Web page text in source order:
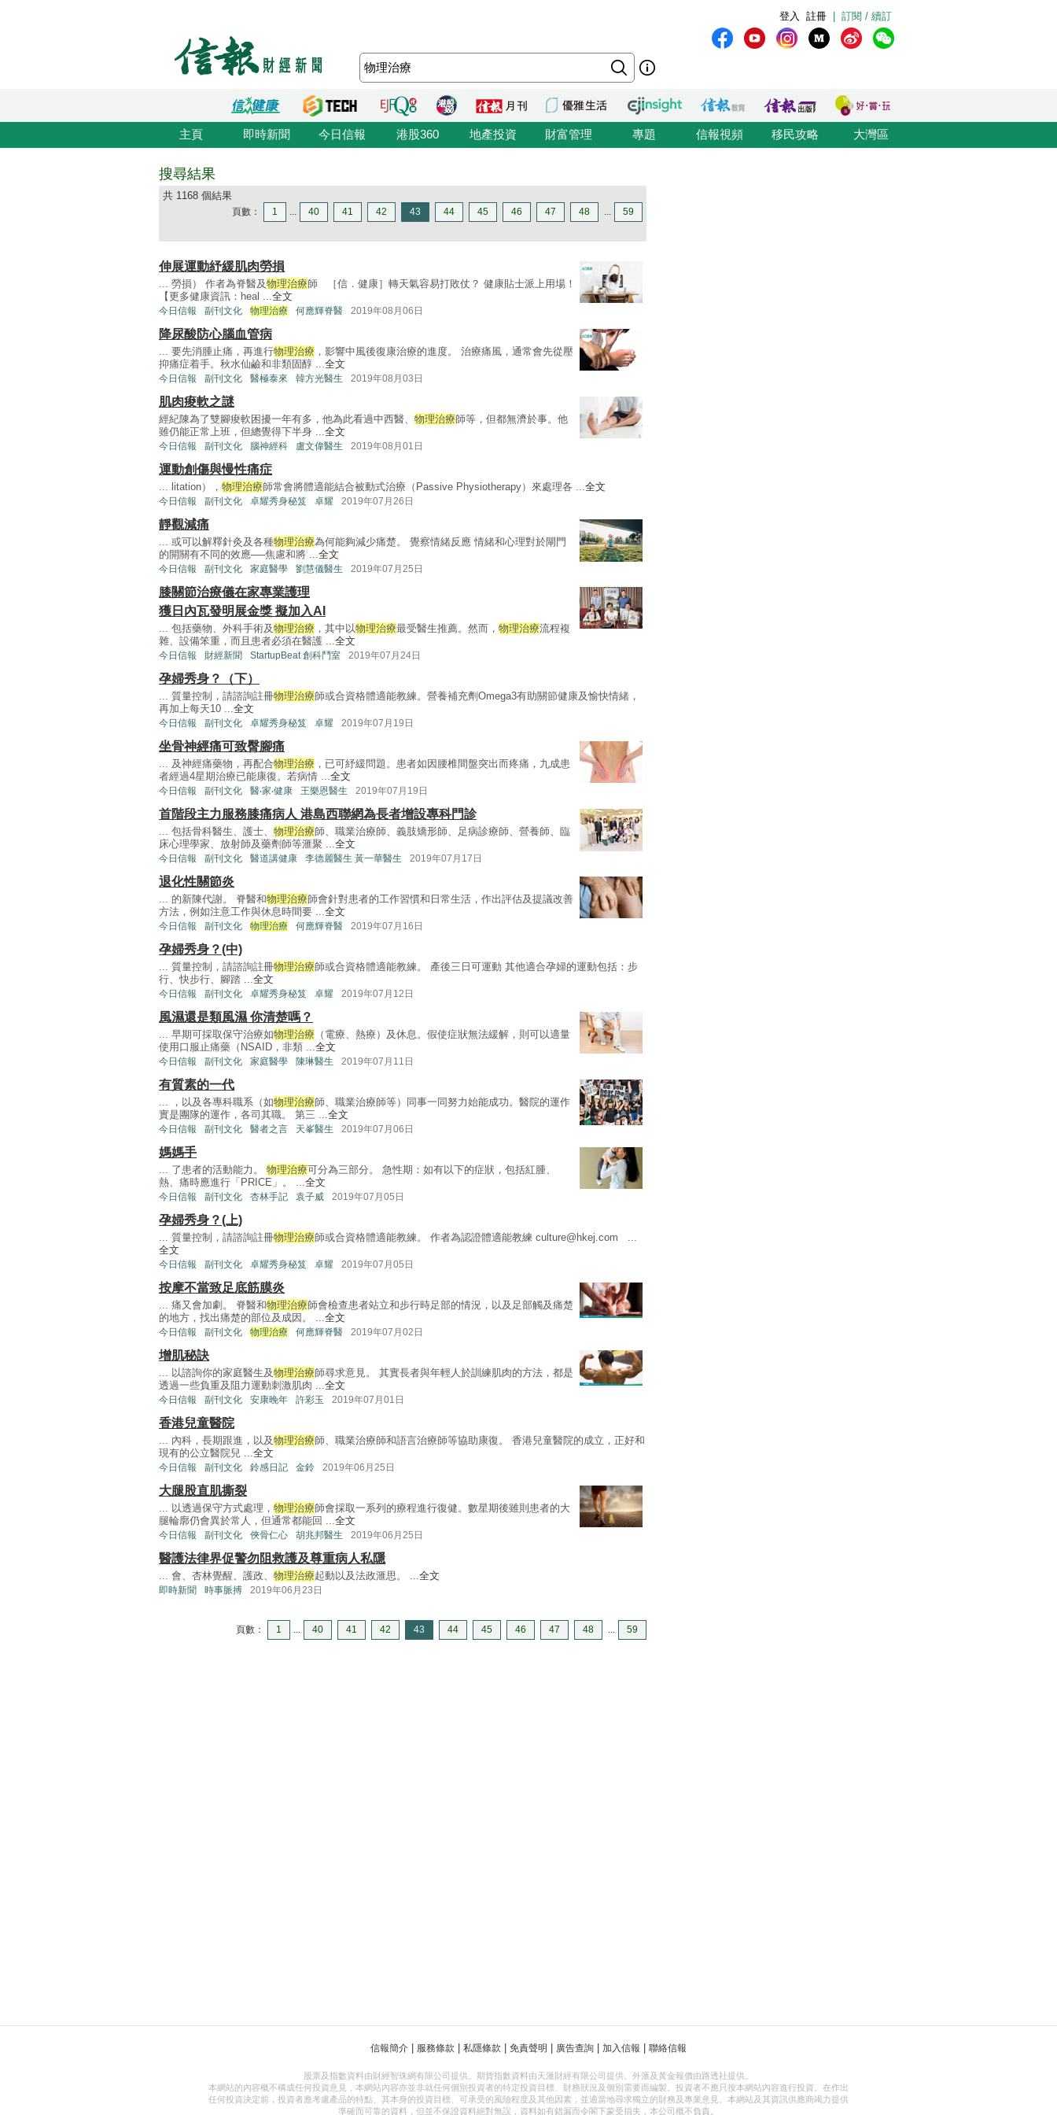
訂閱 / 續訂
註冊
登入
主頁 即時新聞 今日信報 港股360 地產投資 財富管理 專題 信報視頻 移民攻略 大灣區
搜尋結果
共 1168 個結果
頁數： 1 ... 40 41 42 43 44 45 46 47 48 ... 59
伸展運動紓緩肌肉勞損
... 勞損） 作者為脊醫及物理治療師 ［信．健康］轉天氣容易打敗仗？ 健康貼士派上用場！
【更多健康資訊：heal ...全文
今日信報 副刊文化 物理治療 何應輝脊醫 2019年08月06日
降尿酸防心腦血管病
... 要先消腫止痛，再進行物理治療 ，影響中風後復康治療的進度。 治療痛風，通常會先從壓
抑痛症着手。秋水仙鹼和非類固醇 ...全文
今日信報 副刊文化 醫極泰來 韓方光醫生 2019年08月03日
肌肉痠軟之謎
經紀陳為了雙腳痠軟困擾一年有多，他為此看過中西醫、 物理治療師等，但都無濟於事。他
雖仍能正常上班，但總覺得下半身 ...全文
今日信報 副刊文化 腦神經科 盧文偉醫生 2019年08月01日
運動創傷與慢性痛症
... litation）， 物理治療師常會將體適能結合被動式治療（Passive Physiotherapy）來處理各 ...全文
今日信報 副刊文化 卓耀秀身秘笈 卓耀 2019年07月26日
靜觀減痛
... 或可以解釋針灸及各種物理治療為何能夠減少痛楚。 覺察情緒反應 情緒和心理對於閘門
的開關有不同的效應──焦慮和將 ...全文
今日信報 副刊文化 家庭醫學 劉慧儀醫生 2019年07月25日
膝關節治療儀在家專業護理
獲日內瓦發明展金獎 擬加入AI
... 包括藥物、外科手術及物理治療 ，其中以物理治療最受醫生推薦。然而， 物理治療流程複
雜、設備笨重，而且患者必須在醫護 ...全文
今日信報 財經新聞 StartupBeat 創科鬥室 2019年07月24日
孕婦秀身？（下）
... 質量控制，請諮詢註冊物理治療師或合資格體適能教練。營養補充劑Omega3有助關節健康及愉快情緒，
再加上每天10 ...全文
今日信報 副刊文化 卓耀秀身秘笈 卓耀 2019年07月19日
坐骨神經痛可致臀腳痛
... 及神經痛藥物，再配合物理治療 ，已可紓緩問題。患者如因腰椎間盤突出而疼痛，九成患
者經過4星期治療已能康復。若病情 ...全文
今日信報 副刊文化 醫‧家‧健康 王樂恩醫生 2019年07月19日
首階段主力服務膝痛病人 港島西聯網為長者增設專科門診
... 包括骨科醫生、護士、 物理治療師、職業治療師、義肢矯形師、足病診療師、營養師、臨
床心理學家、放射師及藥劑師等滙聚 ...全文
今日信報 副刊文化 醫道講健康 李德麗醫生 黃一華醫生 2019年07月17日
退化性關節炎
... 的新陳代謝。 脊醫和物理治療師會針對患者的工作習慣和日常生活，作出評估及提議改善
方法，例如注意工作與休息時間要 ...全文
今日信報 副刊文化 物理治療 何應輝脊醫 2019年07月16日
孕婦秀身？(中)
... 質量控制，請諮詢註冊物理治療師或合資格體適能教練。 產後三日可運動 其他適合孕婦的運動包括：步
行、快步行、腳踏 ...全文
今日信報 副刊文化 卓耀秀身秘笈 卓耀 2019年07月12日
風濕還是類風濕 你清楚嗎？
... 早期可採取保守治療如物理治療 （電療、熱療）及休息。假使症狀無法緩解，則可以適量
使用口服止痛藥（NSAID，非類 ...全文
今日信報 副刊文化 家庭醫學 陳琳醫生 2019年07月11日
有質素的一代
... ，以及各專科職系（如物理治療師、職業治療師等）同事一同努力始能成功。醫院的運作
實是團隊的運作，各司其職。 第三 ...全文
今日信報 副刊文化 醫者之言 天峯醫生 2019年07月06日
媽媽手
... 了患者的活動能力。 物理治療可分為三部分。 急性期：如有以下的症狀，包括紅腫、
熱、痛時應進行「PRICE」。 ...全文
今日信報 副刊文化 杏林手記 袁子威 2019年07月05日
孕婦秀身？(上)
... 質量控制，請諮詢註冊物理治療師或合資格體適能教練。 作者為認證體適能教練 culture@hkej.com ...
全文
今日信報 副刊文化 卓耀秀身秘笈 卓耀 2019年07月05日
按摩不當致足底筋膜炎
... 痛又會加劇。 脊醫和物理治療師會檢查患者站立和步行時足部的情況，以及足部觸及痛楚
的地方，找出痛楚的部位及成因。 ...全文
今日信報 副刊文化 物理治療 何應輝脊醫 2019年07月02日
增肌秘訣
... 以諮詢你的家庭醫生及物理治療師尋求意見。 其實長者與年輕人於訓練肌肉的方法，都是
透過一些負重及阻力運動刺激肌肉 ...全文
今日信報 副刊文化 安康晚年 許彩玉 2019年07月01日
香港兒童醫院
... 內科，長期跟進，以及物理治療師、職業治療師和語言治療師等協助康復。 香港兒童醫院的成立，正好和
現有的公立醫院兒 ...全文
今日信報 副刊文化 鈴感日記 金鈴 2019年06月25日
大腿股直肌撕裂
... 以透過保守方式處理， 物理治療師會採取一系列的療程進行復健。數星期後雖則患者的大
腿輪廓仍會異於常人，但通常都能回 ...全文
今日信報 副刊文化 俠骨仁心 胡兆邦醫生 2019年06月25日
醫護法律界促警勿阻救護及尊重病人私隱
... 會、杏林覺醒、護政、 物理治療起動以及法政滙思。 ...全文
即時新聞 時事脈搏 2019年06月23日
頁數： 1 ... 40 41 42 43 44 45 46 47 48 ... 59
信報簡介 服務條款 私隱條款 免責聲明 廣告查詢 加入信報 聯絡信報
股票及指數資料由財經智珠網有限公司提供。期貨指數資料由天滙財經有限公司提供。外滙及黃金報價由路透社提供。
本網站的內容概不構成任何投資意見，本網站內容亦並非就任何個別投資者的特定投資目標、財務狀況及個別需要而編製。投資者不應只按本網站內容進行投資。在作出
任何投資決定前，投資者應考慮產品的特點、其本身的投資目標、可承受的風險程度及其他因素，並適當地尋求獨立的財務及專業意見。本網站及其資訊供應商竭力提供
準確而可靠的資料，但並不保證資料絕對無誤，資料如有錯漏而令閣下蒙受損失，本公司概不負責。